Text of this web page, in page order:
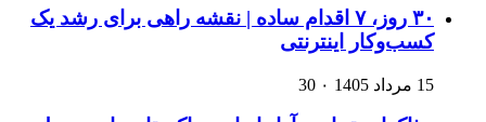
۳۰ روز، ۷ اقدام ساده | نقشه راهی برای رشد یک
کسب‌وکار اینترنتی
15 مرداد 1405 ۰ 30